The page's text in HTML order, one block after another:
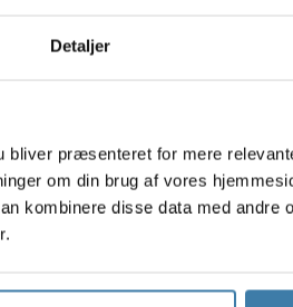
Detaljer
præsenteret for mere
om din brug af vores
kombinere disse data med andre
varer